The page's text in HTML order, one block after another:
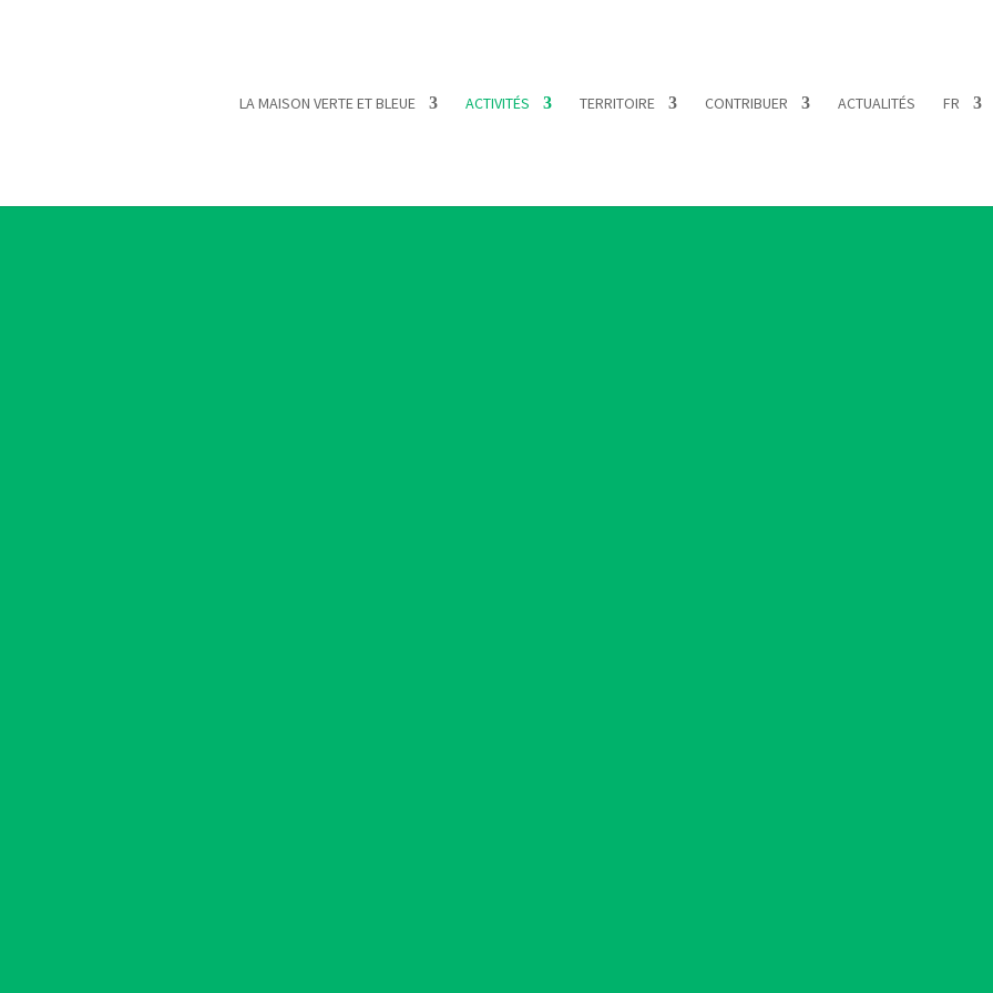
LA MAISON VERTE ET BLEUE ACTIVITÉS TERRITOIRE CONTRIBUER ACTUALITÉS FR